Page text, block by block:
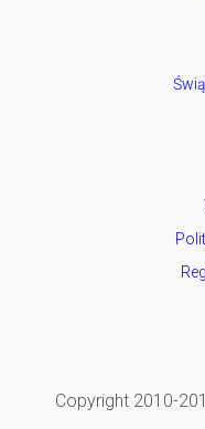
Copyright 2010-